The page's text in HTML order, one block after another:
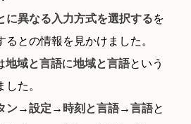
に異なる入力方式を選択するを
との情報を見かけました。
地域と言語に地域と言語という
た。
ン→設定 → 時刻と言語→言語と